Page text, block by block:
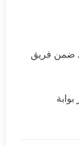
ضمن فريق